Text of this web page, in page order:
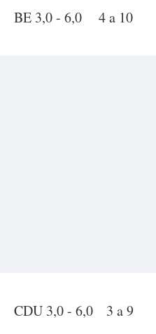
BE 3,0 - 6,0 4 a 10
CDU 3,0 - 6,0 3 a 9